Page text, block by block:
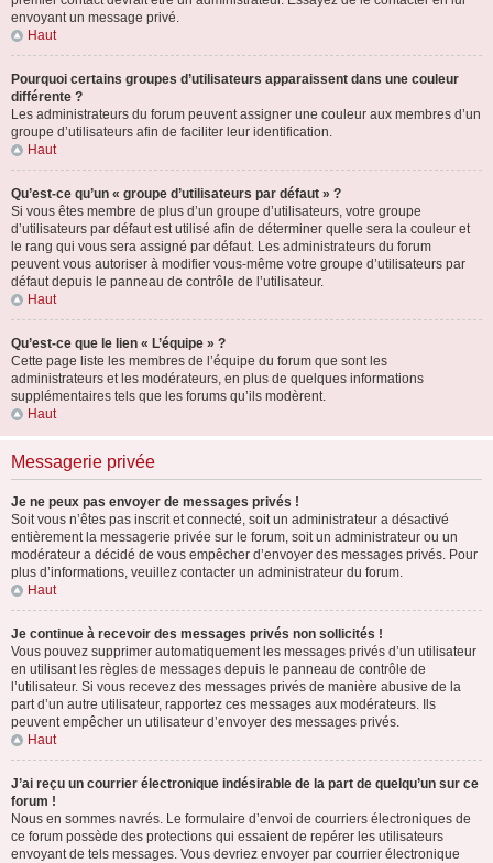
envoyant un message privé.
Haut
Pourquoi certains groupes d’utilisateurs apparaissent dans une couleur
différente ?
Les administrateurs du forum peuvent assigner une couleur aux membres d’un
groupe d’utilisateurs afin de faciliter leur identification.
Haut
Qu’est-ce qu’un « groupe d’utilisateurs par défaut » ?
Si vous êtes membre de plus d’un groupe d’utilisateurs, votre groupe
d’utilisateurs par défaut est utilisé afin de déterminer quelle sera la couleur et
le rang qui vous sera assigné par défaut. Les administrateurs du forum
peuvent vous autoriser à modifier vous-même votre groupe d’utilisateurs par
défaut depuis le panneau de contrôle de l’utilisateur.
Haut
Qu’est-ce que le lien « L’équipe » ?
Cette page liste les membres de l’équipe du forum que sont les
administrateurs et les modérateurs, en plus de quelques informations
supplémentaires tels que les forums qu’ils modèrent.
Haut
Messagerie privée
Je ne peux pas envoyer de messages privés !
Soit vous n’êtes pas inscrit et connecté, soit un administrateur a désactivé
entièrement la messagerie privée sur le forum, soit un administrateur ou un
modérateur a décidé de vous empêcher d’envoyer des messages privés. Pour
plus d’informations, veuillez contacter un administrateur du forum.
Haut
Je continue à recevoir des messages privés non sollicités !
Vous pouvez supprimer automatiquement les messages privés d’un utilisateur
en utilisant les règles de messages depuis le panneau de contrôle de
l’utilisateur. Si vous recevez des messages privés de manière abusive de la
part d’un autre utilisateur, rapportez ces messages aux modérateurs. Ils
peuvent empêcher un utilisateur d’envoyer des messages privés.
Haut
J’ai reçu un courrier électronique indésirable de la part de quelqu’un sur ce
forum !
Nous en sommes navrés. Le formulaire d’envoi de courriers électroniques de
ce forum possède des protections qui essaient de repérer les utilisateurs
envoyant de tels messages. Vous devriez envoyer par courrier électronique